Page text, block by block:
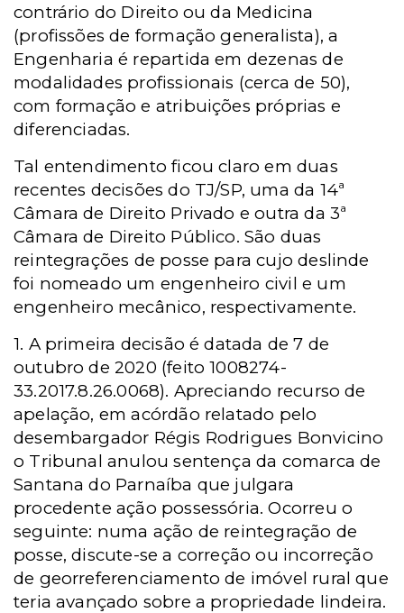
contrário do Direito ou da Medicina
(profissões de formação generalista), a
Engenharia é repartida em dezenas de
modalidades profissionais (cerca de 50),
com formação e atribuições próprias e
diferenciadas.
Tal entendimento ficou claro em duas
recentes decisões do TJ/SP, uma da 14ª
Câmara de Direito Privado e outra da 3ª
Câmara de Direito Público. São duas
reintegrações de posse para cujo deslinde
foi nomeado um engenheiro civil e um
engenheiro mecânico, respectivamente.
1. A primeira decisão é datada de 7 de
outubro de 2020 (feito 1008274-
33.2017.8.26.0068). Apreciando recurso de
apelação, em acórdão relatado pelo
desembargador Régis Rodrigues Bonvicino
o Tribunal anulou sentença da comarca de
Santana do Parnaíba que julgara
procedente ação possessória. Ocorreu o
seguinte: numa ação de reintegração de
posse, discute-se a correção ou incorreção
de georreferenciamento de imóvel rural que
teria avançado sobre a propriedade lindeira.